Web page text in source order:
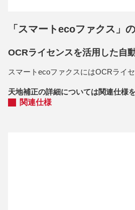
「スマートecoファクス」
OCRライセンスを活用した自
スマートecoファクスにはOCRライ
天地補正の詳細については関連仕様
関連仕様